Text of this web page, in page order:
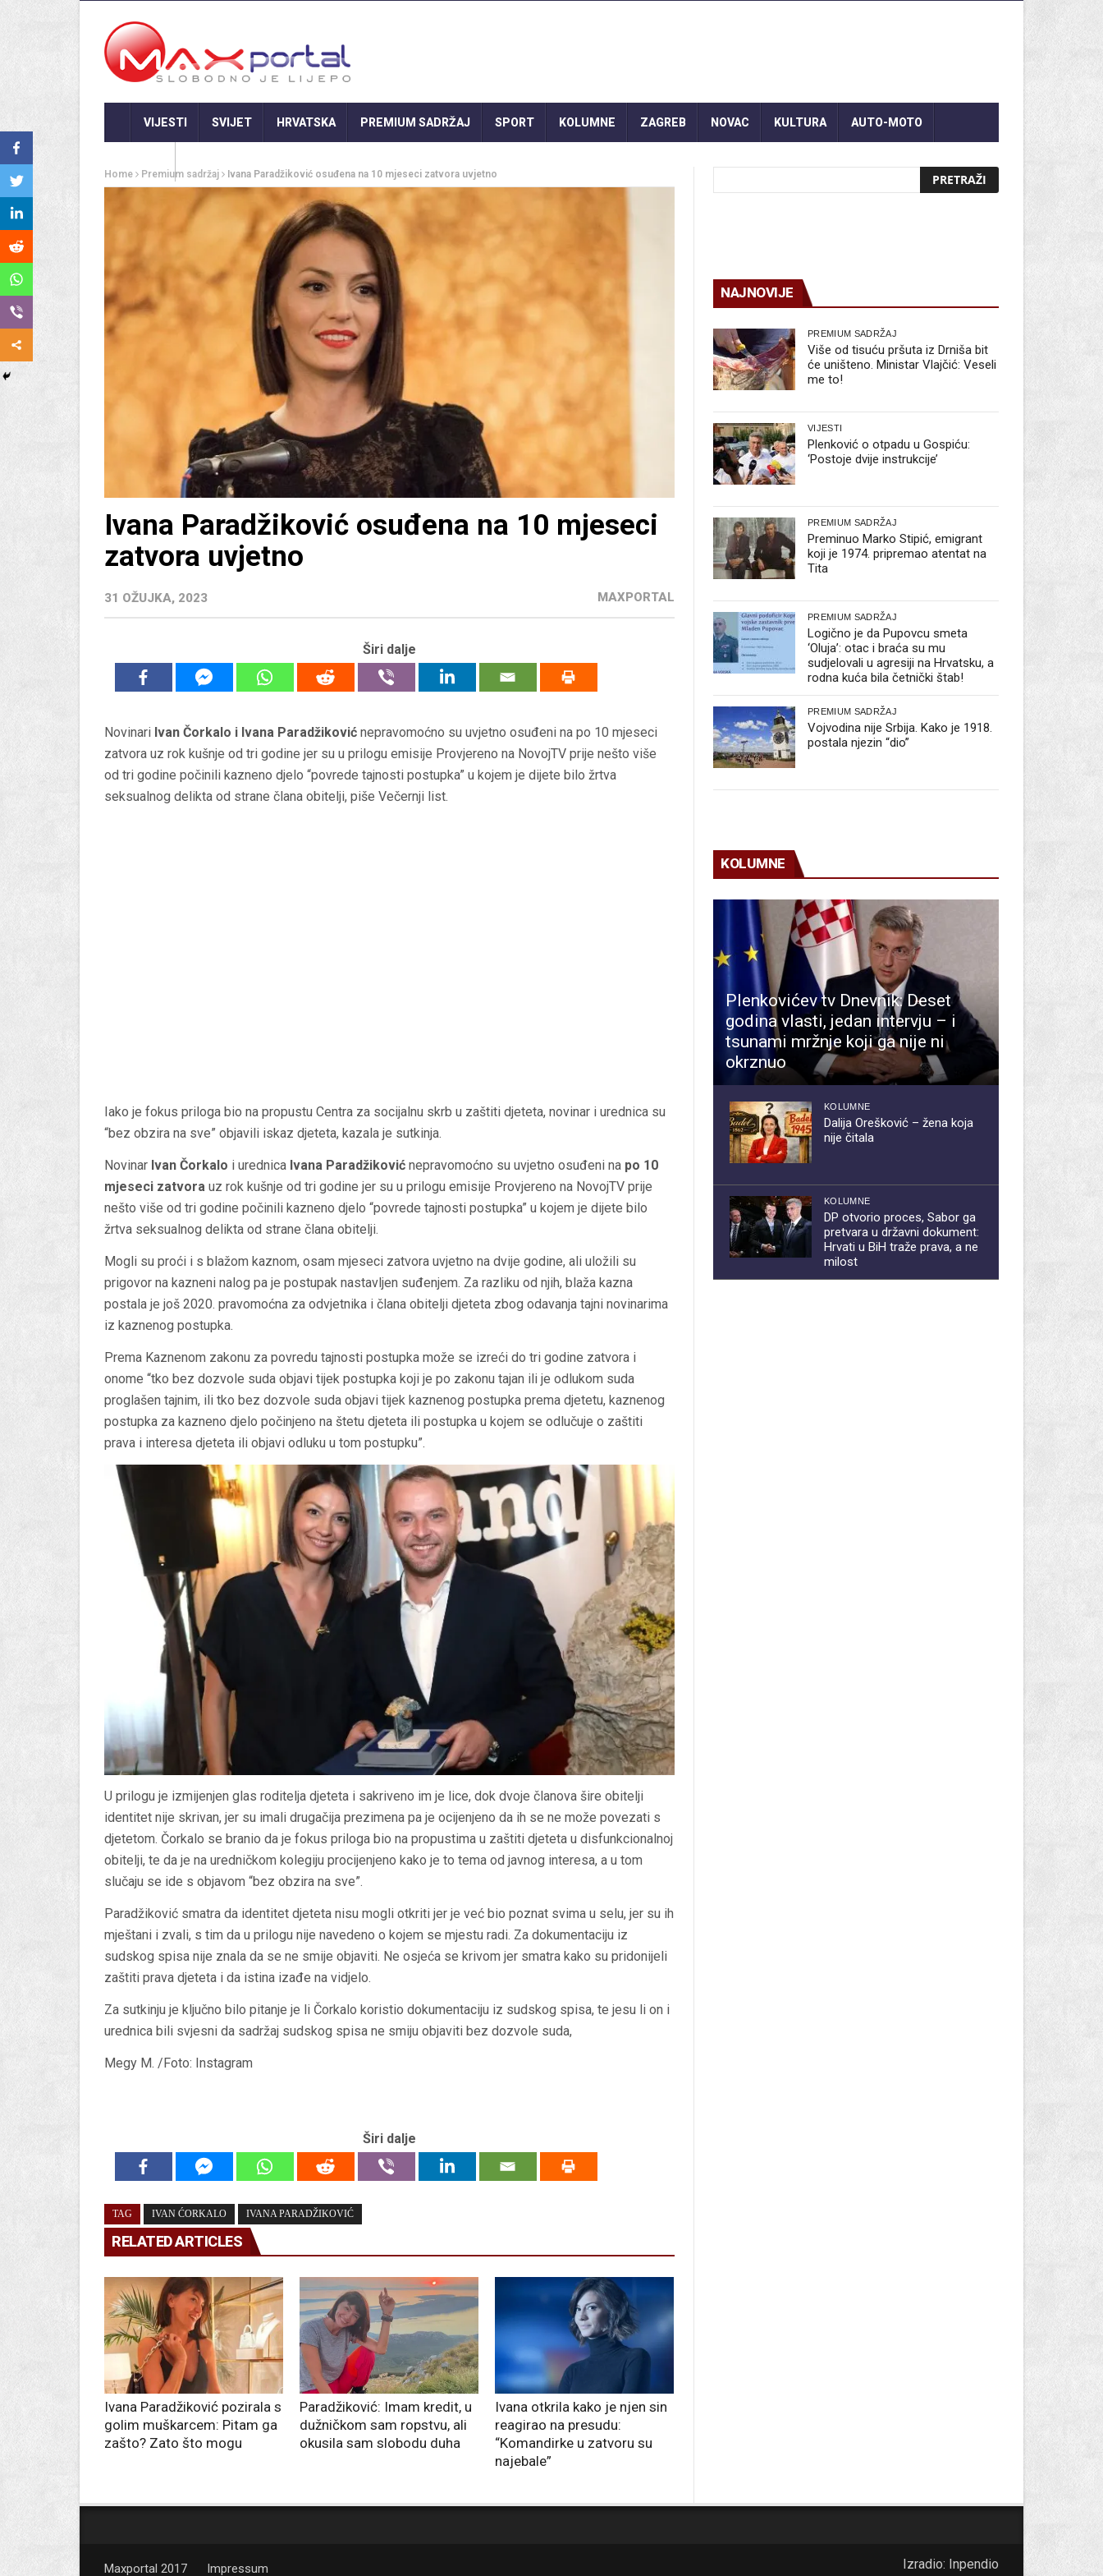
VIJESTI SVIJET HRVATSKA PREMIUM SADRŽAJ SPORT KOLUMNE ZAGREB NOVAC KULTURA AUTO-MOTO
Home Premium sadržaj Ivana Paradžiković osuđena na 10 mjeseci zatvora uvjetno
Ivana Paradžiković osuđena na 10 mjeseci
zatvora uvjetno
31 OŽUJKA, 2023 MAXPORTAL
Širi dalje
Novinari Ivan Čorkalo i Ivana Paradžiković nepravomoćno su uvjetno osuđeni na po 10 mjeseci
zatvora uz rok kušnje od tri godine jer su u prilogu emisije Provjereno na NovojTV prije nešto više
od tri godine počinili kazneno djelo “povrede tajnosti postupka” u kojem je dijete bilo žrtva
seksualnog delikta od strane člana obitelji, piše Večernji list.
Iako je fokus priloga bio na propustu Centra za socijalnu skrb u zaštiti djeteta, novinar i urednica su
“bez obzira na sve” objavili iskaz djeteta, kazala je sutkinja.
Novinar Ivan Čorkalo i urednica Ivana Paradžiković nepravomoćno su uvjetno osuđeni na po 10
mjeseci zatvora uz rok kušnje od tri godine jer su u prilogu emisije Provjereno na NovojTV prije
nešto više od tri godine počinili kazneno djelo “povrede tajnosti postupka” u kojem je dijete bilo
žrtva seksualnog delikta od strane člana obitelji.
Mogli su proći i s blažom kaznom, osam mjeseci zatvora uvjetno na dvije godine, ali uložili su
prigovor na kazneni nalog pa je postupak nastavljen suđenjem. Za razliku od njih, blaža kazna
postala je još 2020. pravomoćna za odvjetnika i člana obitelji djeteta zbog odavanja tajni novinarima
iz kaznenog postupka.
Prema Kaznenom zakonu za povredu tajnosti postupka može se izreći do tri godine zatvora i
onome “tko bez dozvole suda objavi tijek postupka koji je po zakonu tajan ili je odlukom suda
proglašen tajnim, ili tko bez dozvole suda objavi tijek kaznenog postupka prema djetetu, kaznenog
postupka za kazneno djelo počinjeno na štetu djeteta ili postupka u kojem se odlučuje o zaštiti
prava i interesa djeteta ili objavi odluku u tom postupku”.
U prilogu je izmijenjen glas roditelja djeteta i sakriveno im je lice, dok dvoje članova šire obitelji
identitet nije skrivan, jer su imali drugačija prezimena pa je ocijenjeno da ih se ne može povezati s
djetetom. Čorkalo se branio da je fokus priloga bio na propustima u zaštiti djeteta u disfunkcionalnoj
obitelji, te da je na uredničkom kolegiju procijenjeno kako je to tema od javnog interesa, a u tom
slučaju se ide s objavom “bez obzira na sve”.
Paradžiković smatra da identitet djeteta nisu mogli otkriti jer je već bio poznat svima u selu, jer su ih
mještani i zvali, s tim da u prilogu nije navedeno o kojem se mjestu radi. Za dokumentaciju iz
sudskog spisa nije znala da se ne smije objaviti. Ne osjeća se krivom jer smatra kako su pridonijeli
zaštiti prava djeteta i da istina izađe na vidjelo.
Za sutkinju je ključno bilo pitanje je li Čorkalo koristio dokumentaciju iz sudskog spisa, te jesu li on i
urednica bili svjesni da sadržaj sudskog spisa ne smiju objaviti bez dozvole suda,
Megy M. /Foto: Instagram
Širi dalje
TAG IVAN ĆORKALO IVANA PARADŽIKOVIĆ
RELATED ARTICLES
Ivana Paradžiković pozirala s
golim muškarcem: Pitam ga
zašto? Zato što mogu
Paradžiković: Imam kredit, u
dužničkom sam ropstvu, ali
okusila sam slobodu duha
Ivana otkrila kako je njen sin
reagirao na presudu:
“Komandirke u zatvoru su
najebale”
NAJNOVIJE
PREMIUM SADRŽAJ
Više od tisuću pršuta iz Drniša bit
će uništeno. Ministar Vlajčić: Veseli
me to!
VIJESTI
Plenković o otpadu u Gospiću:
‘Postoje dvije instrukcije’
PREMIUM SADRŽAJ
Preminuo Marko Stipić, emigrant
koji je 1974. pripremao atentat na
Tita
PREMIUM SADRŽAJ
Logično je da Pupovcu smeta
‘Oluja’: otac i braća su mu
sudjelovali u agresiji na Hrvatsku, a
rodna kuća bila četnički štab!
PREMIUM SADRŽAJ
Vojvodina nije Srbija. Kako je 1918.
postala njezin “dio”
KOLUMNE
Plenkovićev tv Dnevnik: Deset
godina vlasti, jedan intervju – i
tsunami mržnje koji ga nije ni
okrznuo
KOLUMNE
Dalija Orešković – žena koja
nije čitala
KOLUMNE
DP otvorio proces, Sabor ga
pretvara u državni dokument:
Hrvati u BiH traže prava, a ne
milost
Maxportal 2017 Impressum Izradio: Inpendio